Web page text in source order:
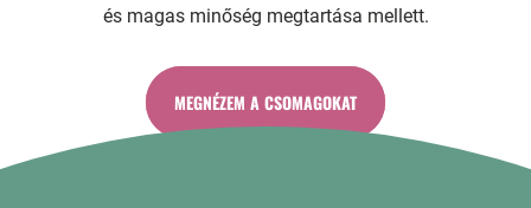
és magas minőség megtartása mellett.
MEGNÉZEM A CSOMAGOKAT